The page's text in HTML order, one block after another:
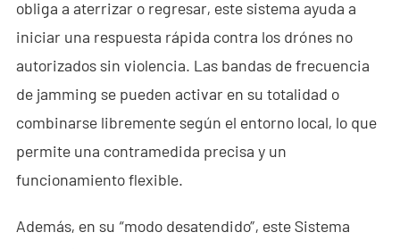
obliga a aterrizar o regresar, este sistema ayuda a
iniciar una respuesta rápida contra los drónes no
autorizados sin violencia. Las bandas de frecuencia
de jamming se pueden activar en su totalidad o
combinarse libremente según el entorno local, lo que
permite una contramedida precisa y un
funcionamiento flexible.
Además, en su “modo desatendido”, este Sistema